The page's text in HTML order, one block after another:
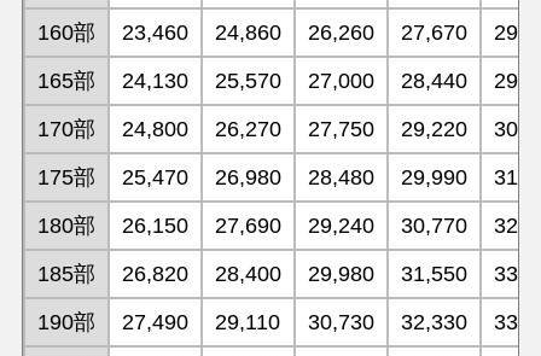
160部
23,460 24,860 26,260 27,670
165部
24,130 25,570 27,000 28,440
170部
24,800 26,270 27,750 29,220
175部
25,470 26,980 28,480 29,990
180部
26,150 27,690 29,240 30,770
185部
26,820 28,400 29,980 31,550
190部
27,490 29,110 30,730 32,330